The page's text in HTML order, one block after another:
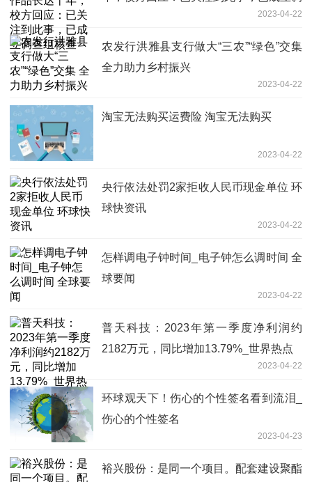
2023-04-22
农发行洪雅县支行做大“三农”“绿色”交集
全力助力乡村振兴
2023-04-22
淘宝无法购买运费险 淘宝无法购买
2023-04-22
央行依法处罚2家拒收人民币现金单位 环
球快资讯
2023-04-22
怎样调电子钟时间_电子钟怎么调时间 全
球要闻
2023-04-22
普天科技：2023年第一季度净利润约
2182万元，同比增加13.79%_世界热点
2023-04-22
环球观天下！伤心的个性签名看到流泪_
伤心的个性签名
2023-04-23
裕兴股份：是同一个项目。配套建设聚酯